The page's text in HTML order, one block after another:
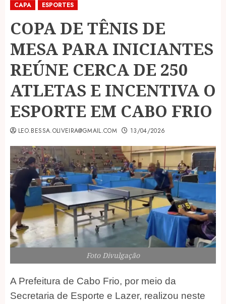
CAPA ESPORTES
COPA DE TÊNIS DE
MESA PARA INICIANTES
REÚNE CERCA DE 250
ATLETAS E INCENTIVA O
ESPORTE EM CABO FRIO
LEO.BESSA.OLIVEIRA@GMAIL.COM 13/04/2026
Foto Divulgação
A Prefeitura de Cabo Frio, por meio da
Secretaria de Esporte e Lazer, realizou neste